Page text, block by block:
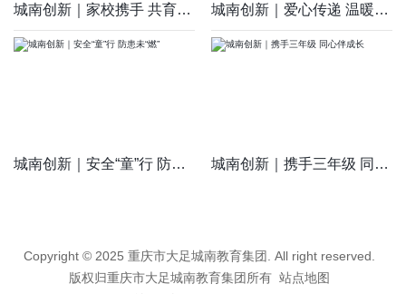
城南创新｜家校携手 共育未来 城南创新｜爱心传递 温暖同行
城南创新｜安全“童”行 防患未“燃” 城南创新｜携手三年级 同心伴成长
Copyright © 2025 重庆市大足城南教育集团. All right reserved.
版权归重庆市大足城南教育集团所有 站点地图